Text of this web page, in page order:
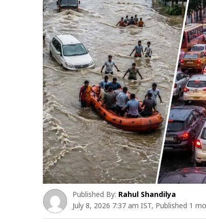
Published By: Rahul Shandilya
July 8, 2026 7:37 am IST, Published 1